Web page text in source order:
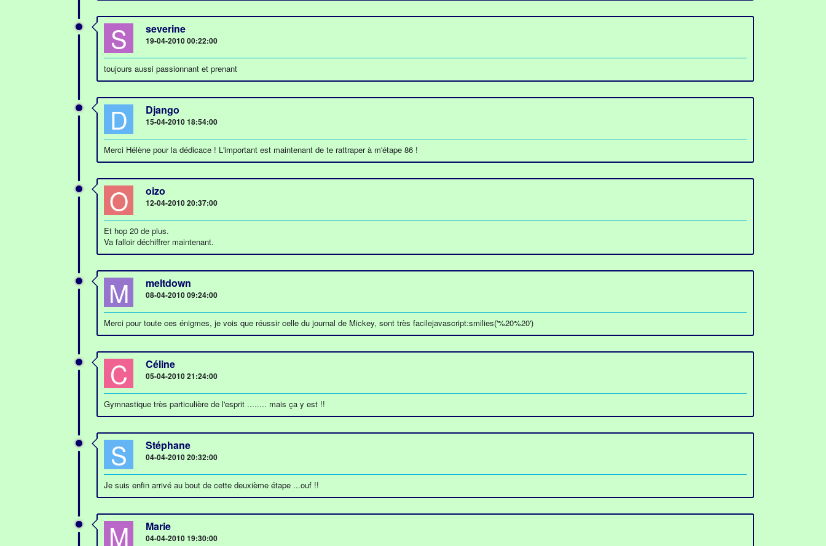
S severine
19-04-2010 00:22:00
toujours aussi passionnant et prenant
D Django
15-04-2010 18:54:00
Merci Hélène pour la dédicace ! L'important est maintenant de te rattraper à m'étape 86 !
O oizo
12-04-2010 20:37:00
Et hop 20 de plus.
Va falloir déchiffrer maintenant.
M meltdown
08-04-2010 09:24:00
Merci pour toute ces énigmes, je vois que réussir celle du journal de Mickey, sont très facilejavascript:smilies('%20%20')
C Céline
05-04-2010 21:24:00
Gymnastique très particulière de l'esprit ........ mais ça y est !!
S Stéphane
04-04-2010 20:32:00
Je suis enfin arrivé au bout de cette deuxième étape ...ouf !!
M Marie
04-04-2010 19:30:00